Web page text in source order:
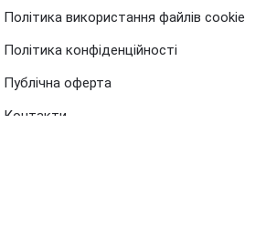
Політика використання файлів cookie
Політика конфіденційності
Публічна оферта
Контакти